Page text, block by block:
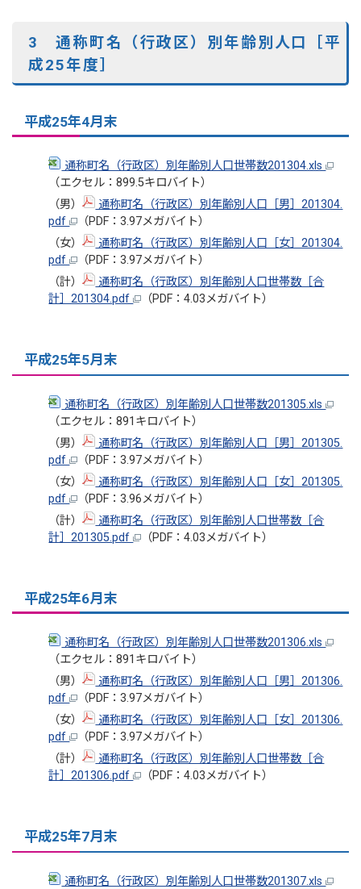
3 通称町名（行政区）別年齢別人口［平
成25年度］
平成25年4月末
通称町名（行政区）別年齢別人口世帯数201304.xls
（エクセル：899.5キロバイト）
（男）
通称町名（行政区）別年齢別人口［男］201304.
pdf
（PDF：3.97メガバイト）
（女）
通称町名（行政区）別年齢別人口［女］201304.
pdf
（PDF：3.97メガバイト）
（計）
通称町名（行政区）別年齢別人口世帯数［合
計］201304.pdf
（PDF：4.03メガバイト）
平成25年5月末
通称町名（行政区）別年齢別人口世帯数201305.xls
（エクセル：891キロバイト）
（男）
通称町名（行政区）別年齢別人口［男］201305.
pdf
（PDF：3.97メガバイト）
（女）
通称町名（行政区）別年齢別人口［女］201305.
pdf
（PDF：3.96メガバイト）
（計）
通称町名（行政区）別年齢別人口世帯数［合
計］201305.pdf
（PDF：4.03メガバイト）
平成25年6月末
通称町名（行政区）別年齢別人口世帯数201306.xls
（エクセル：891キロバイト）
（男）
通称町名（行政区）別年齢別人口［男］201306.
pdf
（PDF：3.97メガバイト）
（女）
通称町名（行政区）別年齢別人口［女］201306.
pdf
（PDF：3.97メガバイト）
（計）
通称町名（行政区）別年齢別人口世帯数［合
計］201306.pdf
（PDF：4.03メガバイト）
平成25年7月末
通称町名（行政区）別年齢別人口世帯数201307.xls